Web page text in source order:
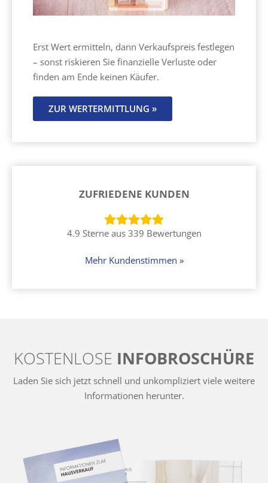
Erst Wert ermitteln, dann Verkaufspreis festlegen
– sonst riskieren Sie finanzielle Verluste oder
finden am Ende keinen Käufer.
ZUR WERTERMITTLUNG »
ZUFRIEDENE KUNDEN
4.9 Sterne aus 339 Bewertungen
Mehr Kundenstimmen »
KOSTENLOSE INFOBROSCHÜRE
Laden Sie sich jetzt schnell und unkompliziert viele weitere
Informationen herunter.